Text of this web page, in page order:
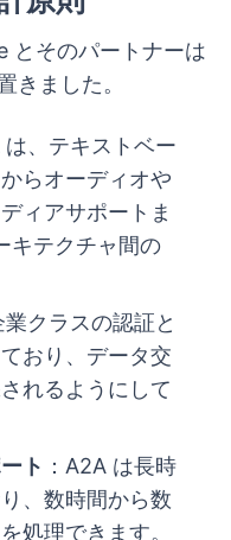
とそのパートナーは
きました。
は、テキストベー
らオーディオや
ィアサポートま
キテクチャ間の
業クラスの認証と
おり、データ交
れるようにして
ト ：A2A は長時
、数時間から数
処理できます。